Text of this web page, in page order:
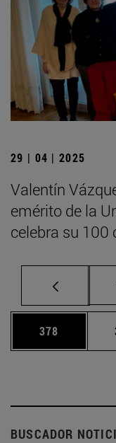
29 | 04 | 2025
Valentín
emérito de la
celebra su 100
Página
378
BUSCADOR